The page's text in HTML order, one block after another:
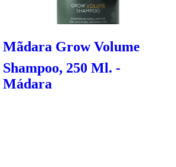
Mãdara Grow Volume
Shampoo, 250 Ml. -
Mádara